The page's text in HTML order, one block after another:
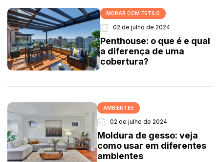
MORAR COM ESTILO
02 de julho de 2024
Penthouse: o que é e qual
a diferença de uma
cobertura?
AMBIENTES
02 de julho de 2024
Moldura de gesso: veja
como usar em diferentes
ambientes